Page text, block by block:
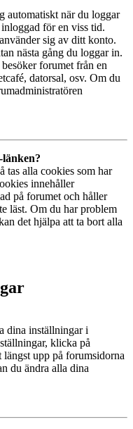
automatiskt när du loggar
för en viss tid.
sig av ditt konto.
nästa gång du loggar in.
forumet från en
datorsal, osv. Om du
tas alla cookies som har
innehåller
på forumet och håller
läst. Om du har problem
det hjälpa att ta bort alla
dina inställningar i
klicka på
upp på forumsidorna
du ändra alla dina